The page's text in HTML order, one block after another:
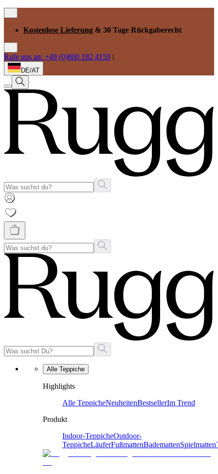
Kostenlose Lieferung & 30 Tage Rückgaberecht
Rufe uns an: +49 (0)800 182 4159 |
DE/AT
Alle Teppiche
Highlights
Alle TeppicheNeuheitenBestsellerIm Trend
Produkt
Indoor-TeppicheOutdoor-
TeppicheLäuferFußmattenBademattenSpielmatten